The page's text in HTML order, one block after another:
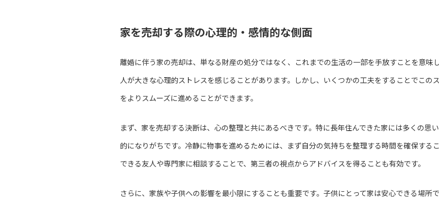
家を売却する際の心理的・感情的な側面
離婚に伴う家の売却は、単なる財産の処分ではなく、これまでの生活の一部を手放すことを意味
人が大きな心理的ストレスを感じることがあります。しかし、いくつかの工夫をすることでこの
をよりスムーズに進めることができます。
まず、家を売却する決断は、心の整理と共にあるべきです。特に長年住んできた家には多くの思
的になりがちです。冷静に物事を進めるためには、まず自分の気持ちを整理する時間を確保する
できる友人や専門家に相談することで、第三者の視点からアドバイスを得ることも有効です。
さらに、家族や子供への影響を最小限にすることも重要です。子供にとって家は安心できる場所